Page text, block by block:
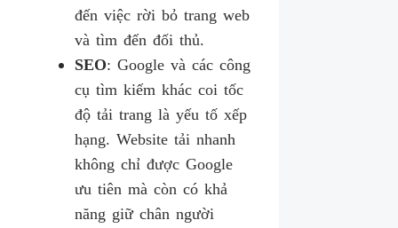
đến việc rời bỏ trang web
và tìm đến đối thủ.
SEO: Google và các công
cụ tìm kiếm khác coi tốc
độ tải trang là yếu tố xếp
hạng. Website tải nhanh
không chỉ được Google
ưu tiên mà còn có khả
năng giữ chân người